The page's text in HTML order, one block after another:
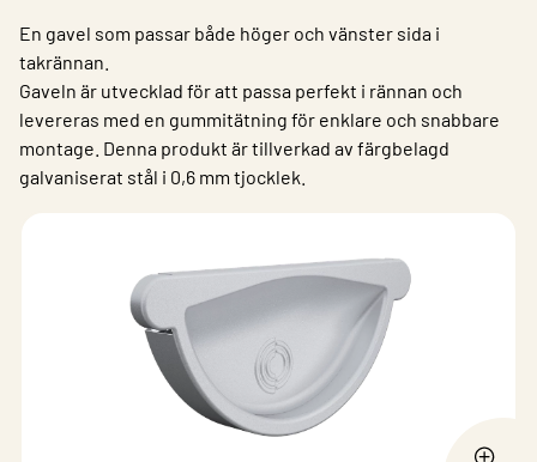
Logga in
Choose languge
En gavel som passar både höger och vänster sida i
takrännan.
Gaveln är utvecklad för att passa perfekt i rännan och
levereras med en gummitätning för enklare och snabbare
montage. Denna produkt är tillverkad av färgbelagd
galvaniserat stål i 0,6 mm tjocklek.